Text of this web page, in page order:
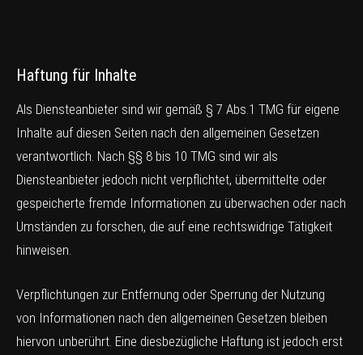
Haftung für Inhalte
Als Diensteanbieter sind wir gemäß § 7 Abs.1 TMG für eigene
Inhalte auf diesen Seiten nach den allgemeinen Gesetzen
verantwortlich. Nach §§ 8 bis 10 TMG sind wir als
Diensteanbieter jedoch nicht verpflichtet, übermittelte oder
gespeicherte fremde Informationen zu überwachen oder nach
Umständen zu forschen, die auf eine rechtswidrige Tätigkeit
hinweisen.
Verpflichtungen zur Entfernung oder Sperrung der Nutzung
von Informationen nach den allgemeinen Gesetzen bleiben
hiervon unberührt. Eine diesbezügliche Haftung ist jedoch erst